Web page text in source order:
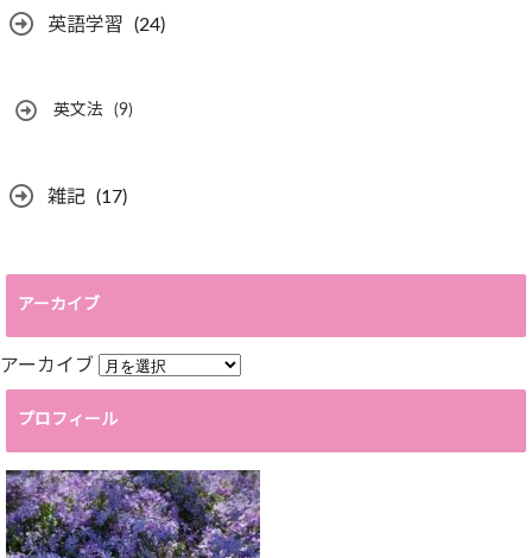
英語学習 (24)
英文法 (9)
雑記 (17)
アーカイブ
アーカイブ
プロフィール